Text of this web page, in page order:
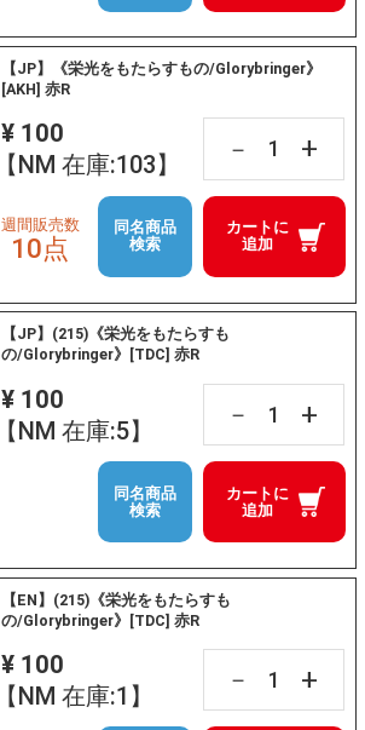
【JP】《栄光をもたらすもの/Glorybringer》
[AKH] 赤R
¥ 100
【NM 在庫:103】
－ +
カートに
追加
週間販売数
10点
同名商品
検索
【JP】(215)《栄光をもたらすも
の/Glorybringer》[TDC] 赤R
¥ 100
【NM 在庫:5】
－ +
カートに
追加
同名商品
検索
【EN】(215)《栄光をもたらすも
の/Glorybringer》[TDC] 赤R
¥ 100
【NM 在庫:1】
－ +